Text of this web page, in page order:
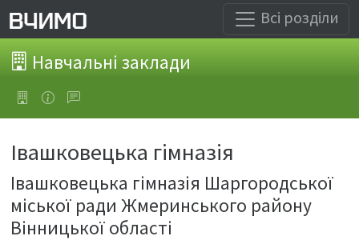
Всі розділи
Навчальні заклади
Івашковецька гімназія
Івашковецька гімназія Шаргородської
міської ради Жмеринського району
Вінницької області